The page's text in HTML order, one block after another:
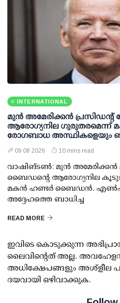
INTERNATIONAL
മുന്‍ അമേരിക്കന്‍
ആരോഗ്യനില ഗുരുതരമെന്ന്
രോഗബാധ അസ്ഥികളെയും
09 08 2026 10 mins read
വാഷിങ്ടണ്‍: മുന്‍ അമേരിക്കന്‍
ബൈഡന്റെ ആരോഗ്യനില
മകന്‍ ഹണ്ടര്‍ ബൈഡന്‍.
അദ്ദേഹത്തെ ബാധിച്ച
READ MORE
ഇവിടെ കൊടുക്കുന്ന
ലൈവിന്റെത് അല്ല.
അധിക്ഷേപങ്ങളും അശ്‌ളീല
ദയവായി ഒഴിവാക്കുക.